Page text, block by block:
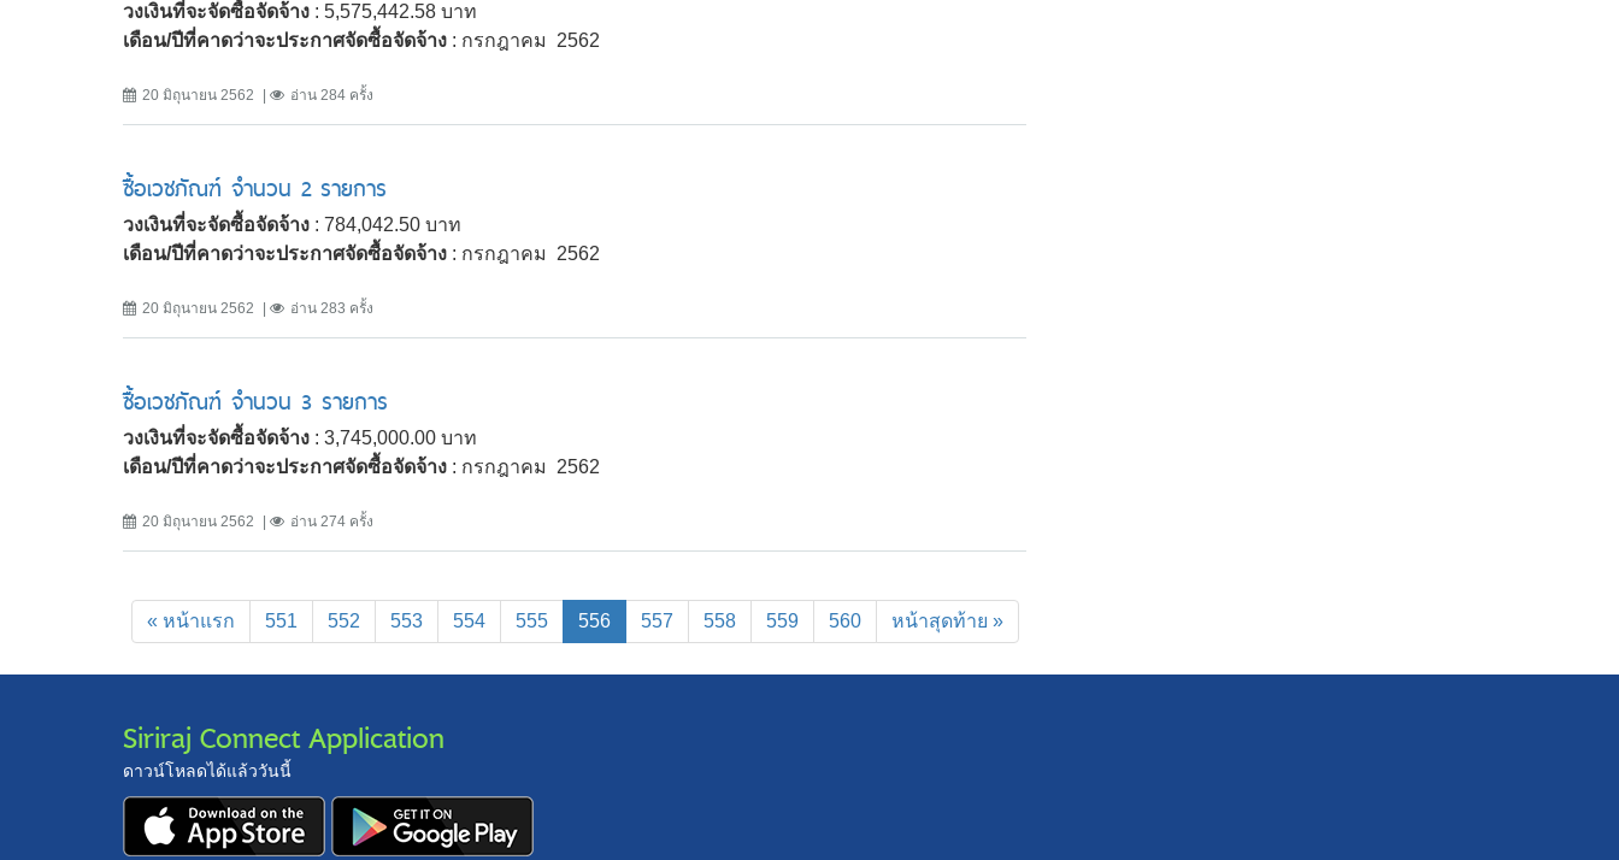
วงเงินที่จะจัดซื้อจัดจ้าง : 5,575,442.58 บาท
เดือน/ปีที่คาดว่าจะประกาศจัดซื้อจัดจ้าง : กรกฎาคม 2562
20 มิถุนายน 2562 อ่าน 284 ครั้ง
ซื้อเวชภัณฑ์ จำนวน 2 รายการ
วงเงินที่จะจัดซื้อจัดจ้าง : 784,042.50 บาท
เดือน/ปีที่คาดว่าจะประกาศจัดซื้อจัดจ้าง : กรกฎาคม 2562
20 มิถุนายน 2562 อ่าน 283 ครั้ง
ซื้อเวชภัณฑ์ จำนวน 3 รายการ
วงเงินที่จะจัดซื้อจัดจ้าง : 3,745,000.00 บาท
เดือน/ปีที่คาดว่าจะประกาศจัดซื้อจัดจ้าง : กรกฎาคม 2562
20 มิถุนายน 2562 อ่าน 274 ครั้ง
« หน้าแรก 551 552 553 554 555 556(current)
557 558 559 560 หน้าสุดท้าย »
Siriraj Connect Application
ดาวน์โหลดได้แล้ววันนี้